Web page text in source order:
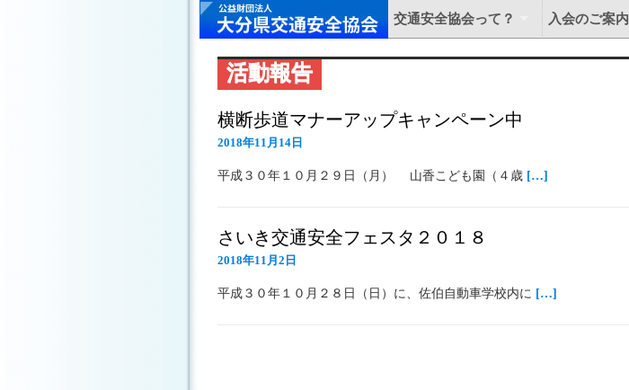
交通安全協会って？ 入会のご案内
活動報告
横断歩道マナーアップキャンペーン中
2018年11月14日
平成３０年１０月２９日（月） 山香こども園（４歳 […]
さいき交通安全フェスタ２０１８
2018年11月2日
平成３０年１０月２８日（日）に、佐伯自動車学校内に […]